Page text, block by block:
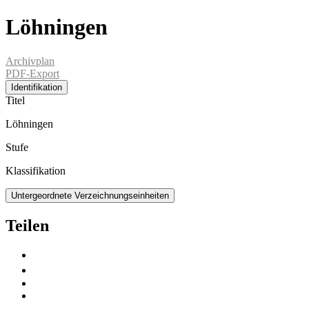
Löhningen
Archivplan
PDF-Export
Identifikation
Titel
Löhningen
Stufe
Klassifikation
Untergeordnete Verzeichnungseinheiten
Teilen